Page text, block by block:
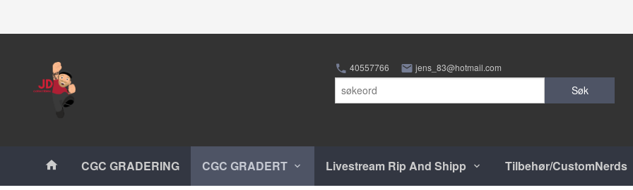
40557766 jens_83@hotmail.com
Søk
Produkter
CGC GRADERING CGC GRADERT Livestream Rip And Shipp Tilbehør/CustomNerds